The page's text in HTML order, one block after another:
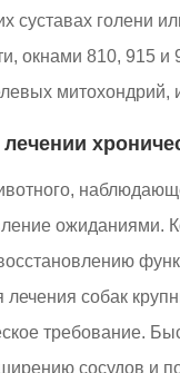
суставах голени
окнами 810, 915
ожиданиями.
собак
требование.
сосудов и